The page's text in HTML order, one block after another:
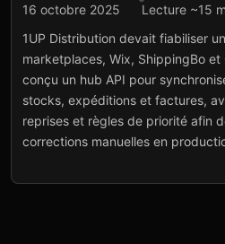
Intégration API
ShippingBo, Odoo
Voir le projet →
16 octobre 2025
Lecture ~15
1UP Distribution devait fiabiliser
marketplaces, Wix, ShippingBo et
conçu un hub API pour
stocks, expéditions et factures,
reprises et règles de priorité afin
corrections manuelles en